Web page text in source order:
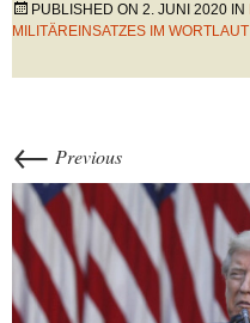
PUBLISHED ON 2. JUNI 2020 IN
MILITÄREINSATZES IM WORTLAUT
← Previous